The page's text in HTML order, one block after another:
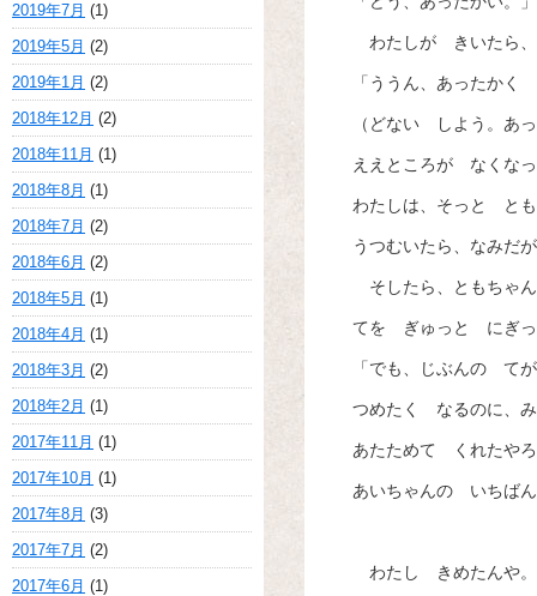
わたしが きいたら
「ううん、あったか
（どない しよう。あ
ええところが なくな
わたしは、そっと と
うつむいたら、なみ
そしたら、ともちゃ
てを ぎゅっと にぎ
「でも、じぶんの て
つめたく なるのに、
あたためて くれたや
あいちゃんの いちば
わたし きめたんや。
2019年7月 (1)
2019年5月 (2)
2019年1月 (2)
2018年12月 (2)
2018年11月 (1)
2018年8月 (1)
2018年7月 (2)
2018年6月 (2)
2018年5月 (1)
2018年4月 (1)
2018年3月 (2)
2018年2月 (1)
2017年11月 (1)
2017年10月 (1)
2017年8月 (3)
2017年7月 (2)
2017年6月 (1)